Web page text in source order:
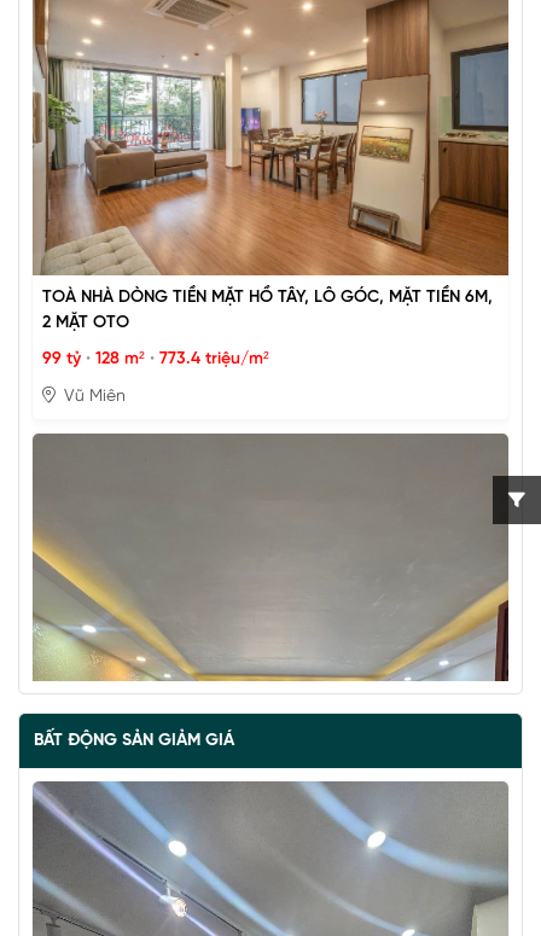
TOÀ NHÀ DÒNG TIỀN MẶT HỒ TÂY, LÔ GÓC, MẶT TIỀN 6M,
2 MẶT OTO
99 tỷ • 128 m² • 773.4 triệu/m²
Vũ Miên
BẤT ĐỘNG SẢN GIẢM GIÁ